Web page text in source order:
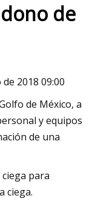
de
2018 09:00
de México, a
y equipos
de una
para
ciega.